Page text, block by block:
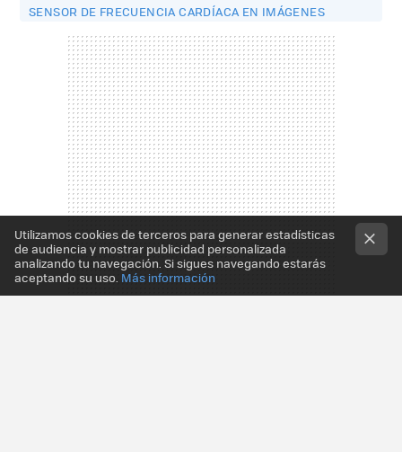
SENSOR DE FRECUENCIA CARDÍACA EN IMÁGENES
Utilizamos cookies de terceros para generar estadísticas
de audiencia y mostrar publicidad personalizada
analizando tu navegación. Si sigues navegando estarás
aceptando su uso. Más información